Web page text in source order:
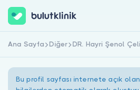
Hemen Kaydol
Ana Sayfa Diğer DR. Hayri Şenol
Bu profil sayfası internete açık olan